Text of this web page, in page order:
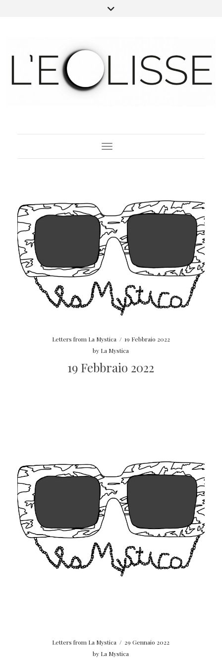
Toggle Navigation
Letters from La Mystica / 19 Febbraio 2022
by La Mystica
19 Febbraio 2022
Letters from La Mystica / 29 Gennaio 2022
by La Mystica